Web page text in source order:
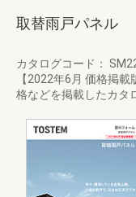
取替雨戸パネル
カタログコード：
【2022年6月 価格掲
格などを掲載したカタ